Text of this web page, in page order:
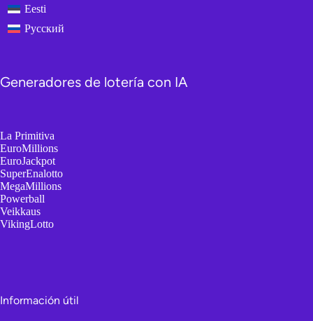
Eesti
Русский
Generadores de lotería con IA
La Primitiva
EuroMillions
EuroJackpot
SuperEnalotto
MegaMillions
Powerball
Veikkaus
VikingLotto
Información útil